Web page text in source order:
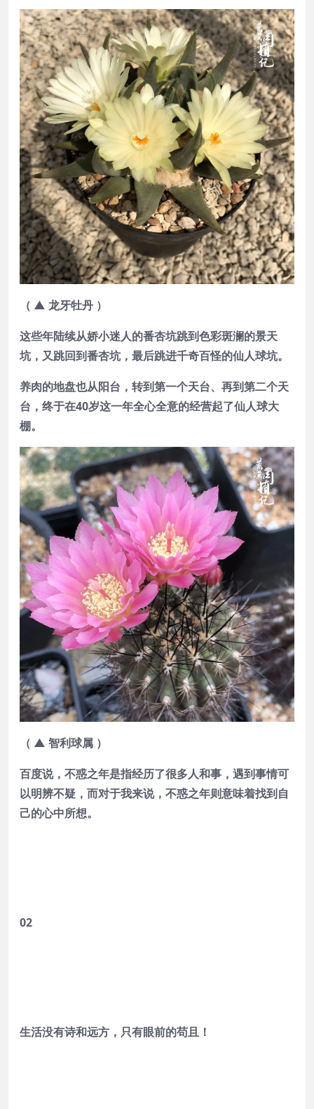
（ ▲ 龙牙牡丹 ）
这些年陆续从娇小迷人的番杏坑跳到色彩斑澜的景天
坑，又跳回到番杏坑，最后跳进千奇百怪的仙人球坑。
养肉的地盘也从阳台，转到第一个天台、再到第二个天
台，终于在40岁这一年全心全意的经营起了仙人球大
棚。
（ ▲ 智利球属 ）
百度说，不惑之年是指经历了很多人和事，遇到事情可
以明辨不疑，而对于我来说，不惑之年则意味着找到自
己的心中所想。
02
生活没有诗和远方，只有眼前的苟且！